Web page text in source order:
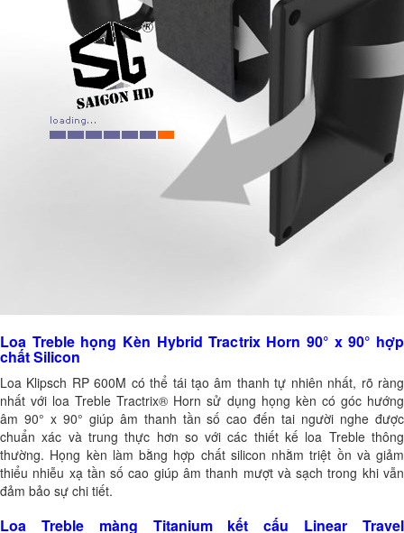
Loa Treble họng Kèn Hybrid Tractrix Horn 90° x 90° hợp
chất Silicon
Loa Klipsch RP 600M có thể tái tạo âm thanh tự nhiên nhất, rõ ràng
nhất với loa Treble Tractrix® Horn sử dụng họng kèn có góc hướng
âm 90° x 90° giúp âm thanh tần số cao đến tai người nghe được
chuẩn xác và trung thực hơn so với các thiết kế loa Treble thông
thường. Họng kèn làm bằng hợp chất silicon nhằm triệt ồn và giảm
thiểu nhiễu xạ tần số cao giúp âm thanh mượt và sạch trong khi vẫn
đảm bảo sự chi tiết.
Loa Treble màng Titanium kết cấu Linear Travel